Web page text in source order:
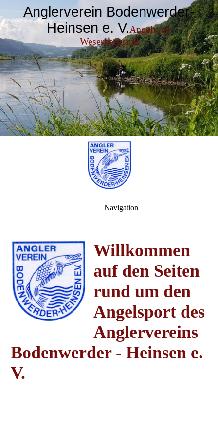
Anglerverein Bodenwerder-
Heinsen e. V.Angeln im
Weserbergland
Navigation
Willkommen
auf den Seiten
rund um den
Angelsport des
Anglervereins
Bodenwerder - Heinsen e.
V.